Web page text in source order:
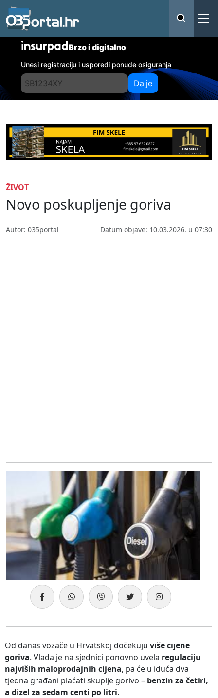
insurpadBrzo i digitalno
Unesi registraciju i usporedi ponude osiguranja
Dalje
ŽIVOT
Novo poskupljenje goriva
Autor: 035portal Datum objave: 10.03.2026. u 07:30
Od danas vozače u Hrvatskoj dočekuju više cijene
goriva. Vlada je na sjednici ponovno uvela regulaciju
najviših maloprodajnih cijena, pa će u iduća dva
tjedna građani plaćati skuplje gorivo – benzin za četiri,
a dizel za sedam centi po litri.